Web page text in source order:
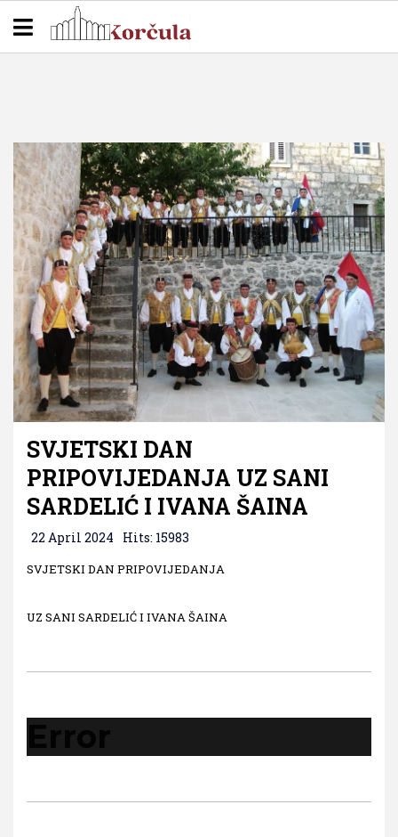
SVJETSKI DAN
PRIPOVIJEDANJA UZ SANI
SARDELIĆ I IVANA ŠAINA
22 April 2024 Hits: 15983
SVJETSKI DAN PRIPOVIJEDANJA
UZ SANI SARDELIĆ I IVANA ŠAINA